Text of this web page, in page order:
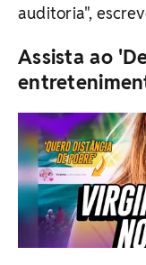
auditoria",
Assista ao